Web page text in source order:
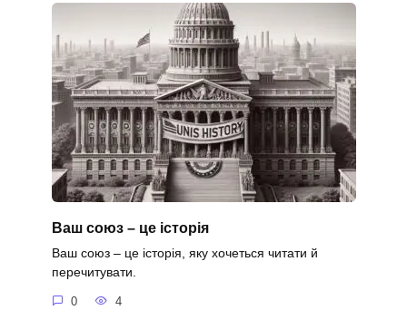
Ваш союз – це історія
Ваш союз – це історія, яку хочеться читати й
перечитувати.
0 4